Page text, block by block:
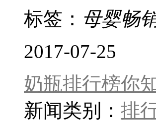
标签： 母婴畅
2017-07-25
奶瓶排行榜你
新闻类别： 排